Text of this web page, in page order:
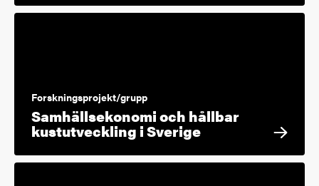
Forskningsprojekt/grupp
Samhällsekonomi och hållbar
kustutveckling i Sverige